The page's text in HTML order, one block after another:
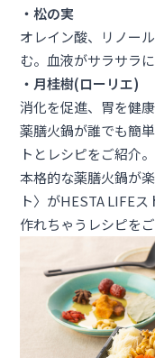
・松の実
オレイン酸、リノー
む。血液がサラサラに
・月桂樹(ローリエ)
消化を促進、胃を健
薬膳火鍋が誰でも簡
トとレシピをご紹介。
本格的な薬膳火鍋が
ト〉がHESTA LIFE
作れちゃうレシピをご